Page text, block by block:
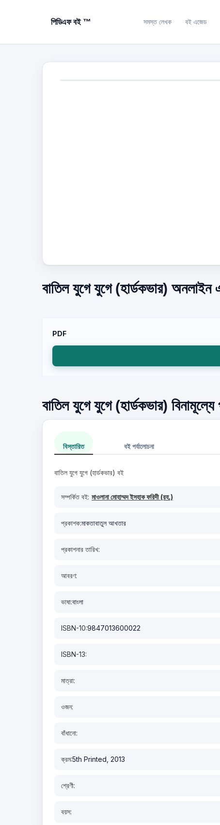
পিডিএফ বই ™ সমস্ত লেখক বই এজেড
বাতিল যুগে যুগে (হার্ডকভার)
PDF
বাতিল যুগে যুগে (হার্ডকভার)
বিস্তারিত বই পর্যালোচনা
বাতিল যুগে যুগে (হার্ডকভার) বই
সম্পর্কিত বই: মাওলানা মোহাম্মদ ইসহাক ফরিদী (রহ.)
প্রকাশক:মাকতাবাতুল আখতার
প্রকাশনার তারিখ:
আবরণ:
ভাষা:বাংলা
ISBN-10:9847013600022
ISBN-13:
মাত্রা:
ওজন:
বাঁধানো:
ক্রম:5th Printed, 2013
শ্রেণী:
বয়স: